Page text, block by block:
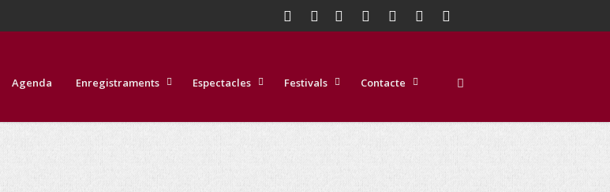
Agenda Enregistraments Espectacles Festivals Contacte